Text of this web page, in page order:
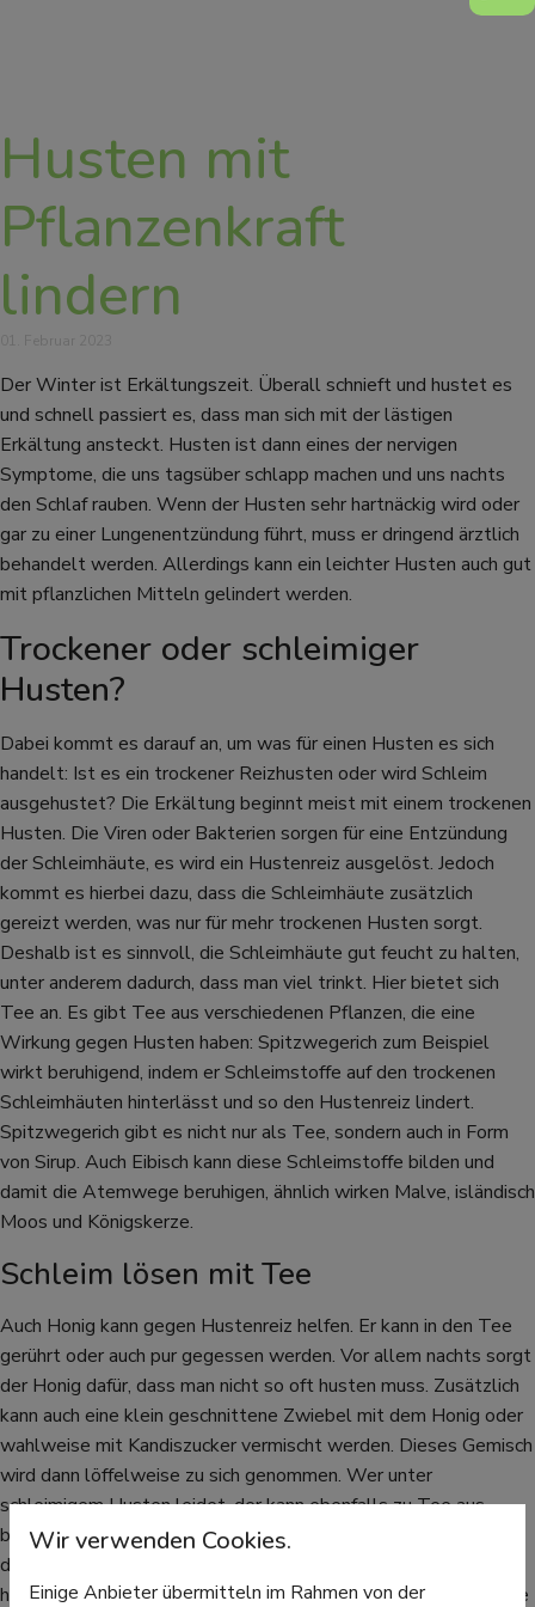
Husten mit
Pflanzenkraft
lindern
Der Winter ist Erkältungszeit. Überall schnieft und hustet es
und schnell passiert es, dass man sich mit der lästigen
Erkältung ansteckt. Husten ist dann eines der nervigen
Symptome, die uns tagsüber schlapp machen und uns nachts
den Schlaf rauben. Wenn der Husten sehr hartnäckig wird oder
gar zu einer Lungenentzündung führt, muss er dringend ärztlich
behandelt werden. Allerdings kann ein leichter Husten auch gut
mit pflanzlichen Mitteln gelindert werden.
Trockener oder schleimiger
Husten?
Dabei kommt es darauf an, um was für einen Husten es sich
handelt: Ist es ein trockener Reizhusten oder wird Schleim
ausgehustet? Die Erkältung beginnt meist mit einem trockenen
Husten. Die Viren oder Bakterien sorgen für eine Entzündung
der Schleimhäute, es wird ein Hustenreiz ausgelöst. Jedoch
kommt es hierbei dazu, dass die Schleimhäute zusätzlich
gereizt werden, was nur für mehr trockenen Husten sorgt.
Deshalb ist es sinnvoll, die Schleimhäute gut feucht zu halten,
unter anderem dadurch, dass man viel trinkt. Hier bietet sich
Tee an. Es gibt Tee aus verschiedenen Pflanzen, die eine
Wirkung gegen Husten haben: Spitzwegerich zum Beispiel
wirkt beruhigend, indem er Schleimstoffe auf den trockenen
Schleimhäuten hinterlässt und so den Hustenreiz lindert.
Spitzwegerich gibt es nicht nur als Tee, sondern auch in Form
von Sirup. Auch Eibisch kann diese Schleimstoffe bilden und
damit die Atemwege beruhigen, ähnlich wirken Malve, isländisch
Moos und Königskerze.
Schleim lösen mit Tee
Auch Honig kann gegen Hustenreiz helfen. Er kann in den Tee
gerührt oder auch pur gegessen werden. Vor allem nachts sorgt
der Honig dafür, dass man nicht so oft husten muss. Zusätzlich
kann auch eine klein geschnittene Zwiebel mit dem Honig oder
wahlweise mit Kandiszucker vermischt werden. Dieses Gemisch
wird dann löffelweise zu sich genommen. Wer unter
schleimigem Husten leidet, der kann ebenfalls zu Tee aus
bestimmten Heilpflanzen greifen. Thymian zum Beispiel hilft
dabei, zähen Schleim abzuhusten. Schlüsselblume und Efeu
haben ebenfalls eine schleimlösende Wirkung. In der Apotheke
Wir verwenden Cookies.
Einige Anbieter übermitteln im Rahmen von der